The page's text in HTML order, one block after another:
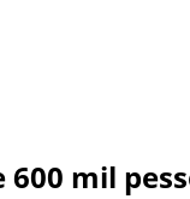
mil